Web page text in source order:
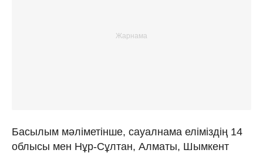
Басылым мәліметінше, сауалнама еліміздің 14
облысы мен Нұр-Сұлтан, Алматы, Шымкент